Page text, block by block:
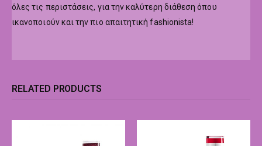
όλες τις περιστάσεις, για την καλύτερη διάθεση όπου
ικανοποιούν και την πιο απαιτητική fashionista!
RELATED PRODUCTS